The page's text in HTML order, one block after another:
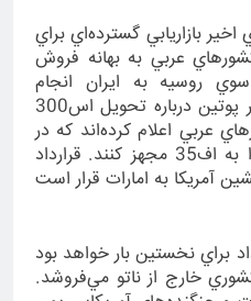
بازاريابي گسترده‌اي براي
عربي به بهانه فروش
دفاعي اس300 از سوي روسيه به ايران انجام
داده‌اند. پس از اعلام ولاديمير پوتين درباره تحويل اس300
عربي اعلام كرده‌اند كه در
خطر قرار دارند و بايد خود را به اف35 مجهز كنند. قرارداد
آمريكا به امارات قرار است
براي نخستين بار خواهد بود
خارج از ناتو مي‌فروشد.